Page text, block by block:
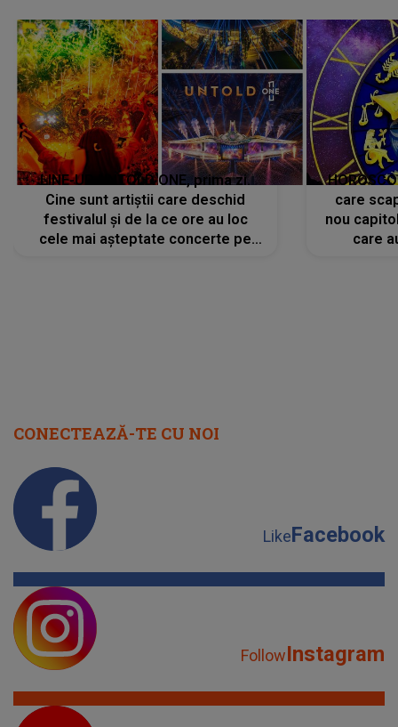
LINE-UP UNTOLD ONE, prima zi.
Cine sunt artiștii care deschid
festivalul și de la ce ore au loc
cele mai așteptate concerte pe
care
nou
care
CONECTEAZĂ-TE CU NOI
LikeFacebook
FollowInstagram